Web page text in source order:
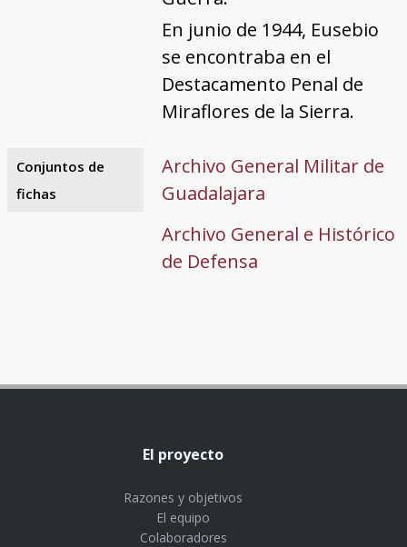
En junio de 1944, Eusebio
se encontraba en el
Destacamento Penal de
Miraflores de la Sierra.
Conjuntos de
fichas
Archivo General Militar de
Guadalajara
Archivo General e Histórico
de Defensa
El proyecto
Razones y objetivos
El equipo
Colaboradores